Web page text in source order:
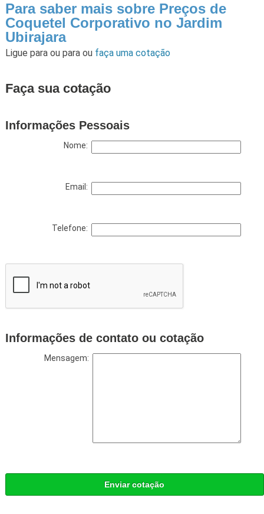
Para saber mais sobre Preços de
Coquetel Corporativo no Jardim
Ubirajara
Ligue para ou para ou faça uma cotação
Faça sua cotação
Informações Pessoais
Nome:
Email:
Telefone:
Informações de contato ou cotação
Mensagem:
Enviar cotação